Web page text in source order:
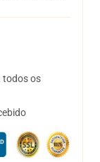
todos os